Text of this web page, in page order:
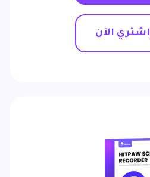
اشتري الآن